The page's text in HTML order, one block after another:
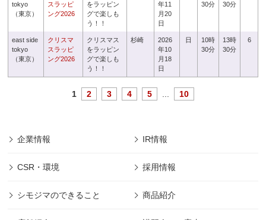
tokyo
（東京）
スラッピ
ング2026
をラッピン
グで楽しも
う！！
年11
月20
日
30分
30分
east side
tokyo
（東京）
クリスマ
スラッピ
ング2026
クリスマス
をラッピン
グで楽しも
う！！
杉崎
2026
年10
月18
日
日
10時
30分
13時
30分
6
1 2 3 4 5 10
企業情報 IR情報
CSR・環境 採用情報
シモジマのできること 商品紹介